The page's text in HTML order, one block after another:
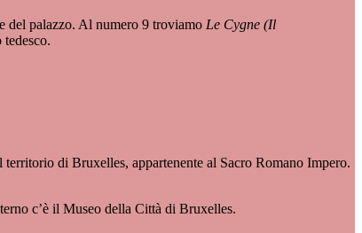
del palazzo. Al numero 9 troviamo Le Cygne (Il
di Bruxelles, appartenente al Sacro Romano Impero.
c’è il Museo della Città di Bruxelles.